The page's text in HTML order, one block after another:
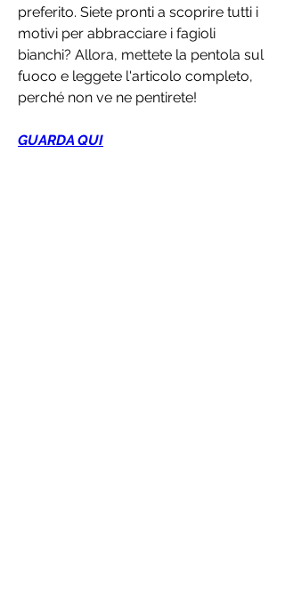
preferito. Siete pronti a scoprire tutti i
motivi per abbracciare i fagioli
bianchi? Allora, mettete la pentola sul
fuoco e leggete l'articolo completo,
perché non ve ne pentirete!
GUARDA QUI